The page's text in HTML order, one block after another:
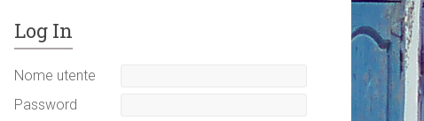
Log In
Nome utente
Password